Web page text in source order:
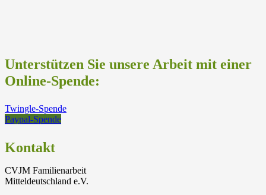
Unterstützen Sie unsere Arbeit mit einer
Online-Spende:
Twingle-Spende
Paypal-Spende
Kontakt
CVJM Familienarbeit
Mitteldeutschland e.V.